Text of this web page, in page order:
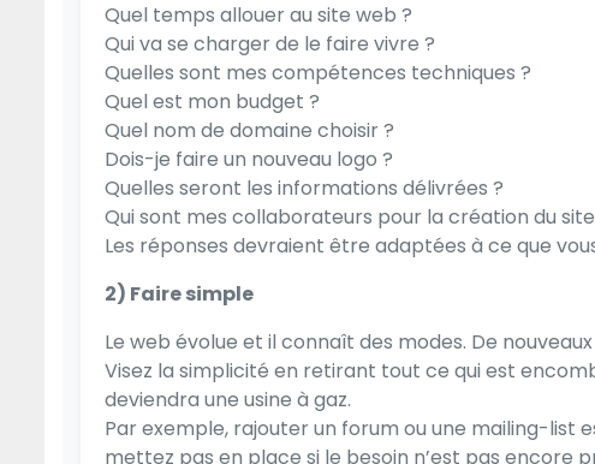
Quel temps allouer au site web ?
Qui va se charger de le faire vivre ?
Quelles sont mes compétences techniques ?
Quel est mon budget ?
Quel nom de domaine choisir ?
Dois-je faire un nouveau logo ?
Quelles seront les informations délivrées ?
Qui sont mes collaborateurs pour la création du
Les réponses devraient être adaptées à ce que
2) Faire simple
Le web évolue et il connaît des modes. De
Visez la simplicité en retirant tout ce qui est
deviendra une usine à gaz.
Par exemple, rajouter un forum ou une mailing-list
mettez pas en place si le besoin n’est pas encore